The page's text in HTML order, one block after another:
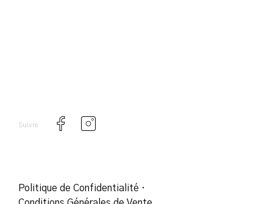
Suivre
Politique de Confidentialité ·